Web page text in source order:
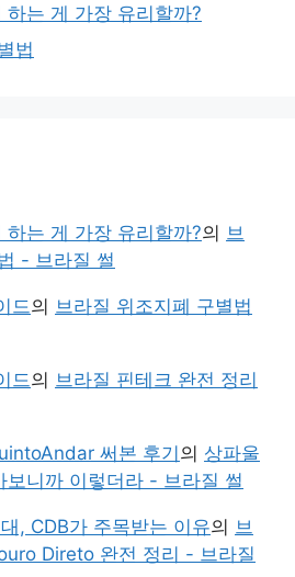
하는 게 가장 유리할까?
법
는 게 가장 유리할까?의 브
- 브라질 썰
드의 브라질 위조지폐 구별법
드의 브라질 핀테크 완전 정리
써본 후기 의 상파울
니까 이렇더라 - 브라질 썰
, CDB가 주목받는 이유의 브
Direto 완전 정리 - 브라질